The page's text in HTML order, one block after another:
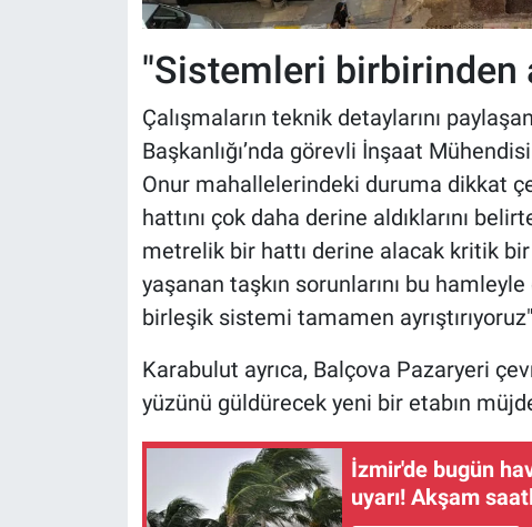
"Sistemleri birbirinden
Çalışmaların teknik detaylarını
Başkanlığı’nda görevli İnşaat
Onur mahallelerindeki duruma dikkat
hattını çok daha derine aldıklarını
metrelik bir hattı derine alacak kritik bir
yaşanan taşkın sorunlarını bu
birleşik sistemi tamamen
Karabulut ayrıca, Balçova Pazaryeri
yüzünü güldürecek yeni bir etabın
İzmir'de bugün
uyarı! Akşam